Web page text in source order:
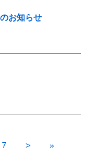
お知らせ
7 > »